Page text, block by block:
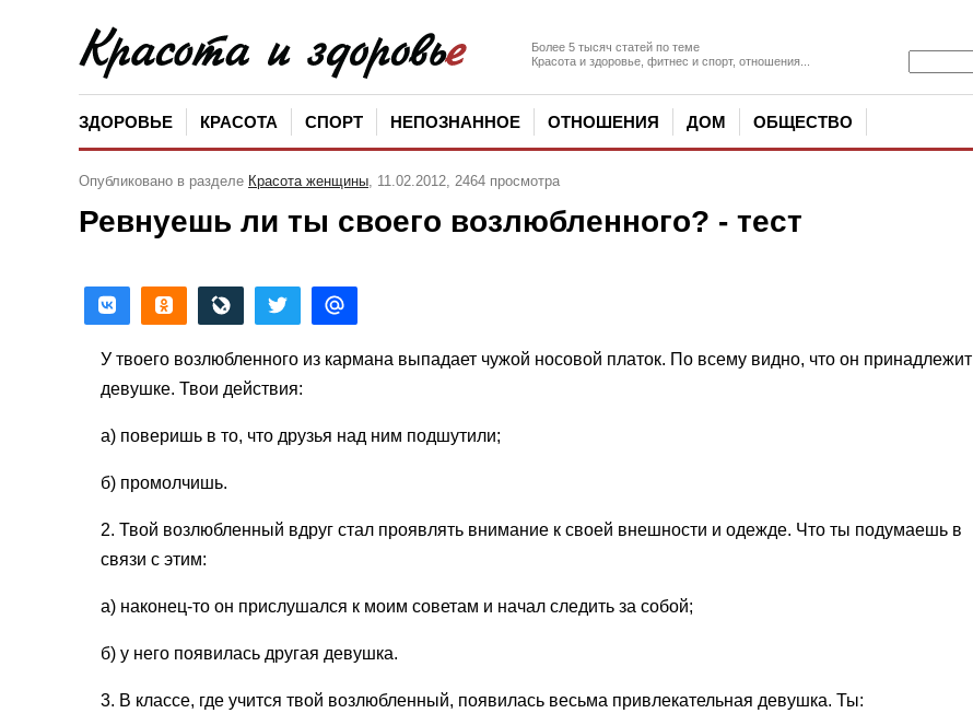
Более 5 тысяч статей по теме
Красота и здоровье, фитнес и спорт, отношения...
ЗДОРОВЬЕ КРАСОТА СПОРТ НЕПОЗНАННОЕ ОТНОШЕНИЯ ДОМ ОБЩЕСТВО
Опубликовано в разделе Красота женщины, 11.02.2012, 2464 просмотра
Ревнуешь ли ты своего возлюбленного? - тест
У твоего возлюбленного из кармана выпадает чужой носовой платок. По всему видно, что он принадлежит
девушке. Твои действия:
а) поверишь в то, что друзья над ним подшутили;
б) промолчишь.
2. Твой возлюбленный вдруг стал проявлять внимание к своей внешности и одежде. Что ты подумаешь в
связи с этим:
а) наконец-то он прислушался к моим советам и начал следить за собой;
б) у него появилась другая девушка.
3. В классе, где учится твой возлюбленный, появилась весьма привлекательная девушка. Ты: